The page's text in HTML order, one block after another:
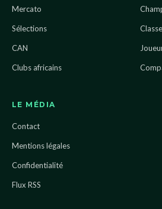
Mercato
Sélections
CAN
Clubs africains
LE MÉDIA
Contact
Mentions légales
Confidentialité
Flux RSS